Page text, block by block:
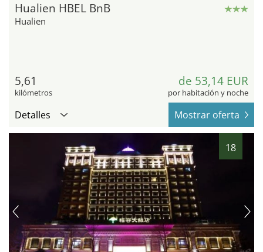
Hualien HBEL BnB
Hualien
5,61
kilómetros
de 53,14 EUR
por habitación y noche
Detalles Mostrar oferta
18